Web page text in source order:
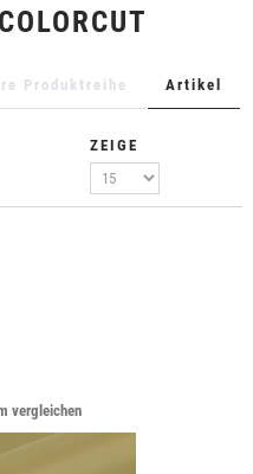
+
+
Artikel
Produktreihe
ZEIGE
vergleichen